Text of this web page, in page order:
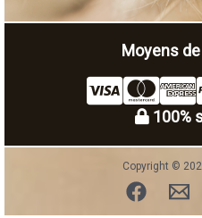
Moyens
100%
Copyright ©